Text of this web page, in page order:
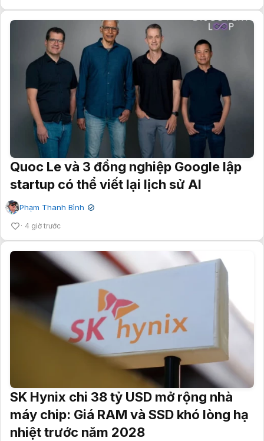
Quoc Le và 3 đồng nghiệp Google lập
startup có thể viết lại lịch sử AI
Phạm Thanh Bình ✔
4 giờ trước
SK Hynix chi 38 tỷ USD mở rộng nhà
máy chip: Giá RAM và SSD khó lòng hạ
nhiệt trước năm 2028